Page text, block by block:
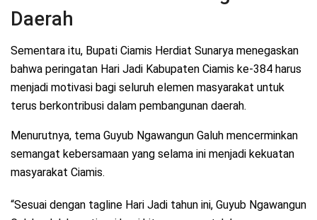
Daerah
Sementara itu, Bupati Ciamis Herdiat Sunarya menegaskan
bahwa peringatan Hari Jadi Kabupaten Ciamis ke-384 harus
menjadi motivasi bagi seluruh elemen masyarakat untuk
terus berkontribusi dalam pembangunan daerah.
Menurutnya, tema Guyub Ngawangun Galuh mencerminkan
semangat kebersamaan yang selama ini menjadi kekuatan
masyarakat Ciamis.
“Sesuai dengan tagline Hari Jadi tahun ini, Guyub Ngawangun